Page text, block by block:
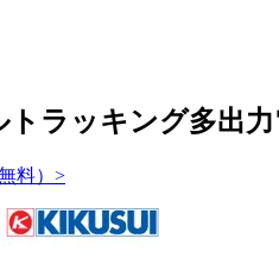
トラッキング多出
料）>